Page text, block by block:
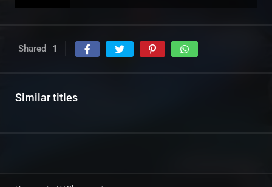
Shared 1
Similar titles